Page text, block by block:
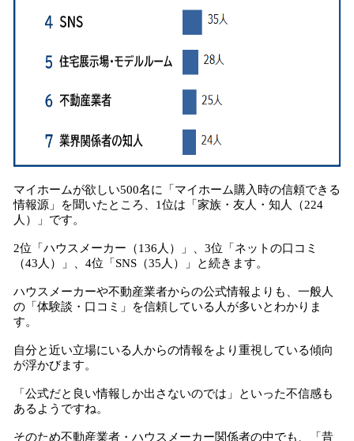
マイホームが欲しい500名に「マイホーム購入時の信頼できる
情報源」を聞いたところ、1位は「家族・友人・知人（224
人）」です。
2位「ハウスメーカー（136人）」、3位「ネットの口コミ
（43人）」、4位「SNS（35人）」と続きます。
ハウスメーカーや不動産業者からの公式情報よりも、一般人
の「体験談・口コミ」を信頼している人が多いとわかりま
す。
自分と近い立場にいる人からの情報をより重視している傾向
が浮かびます。
「公式だと良い情報しか出さないのでは」といった不信感も
あるようですね。
そのため不動産業者・ハウスメーカー関係者の中でも、「昔